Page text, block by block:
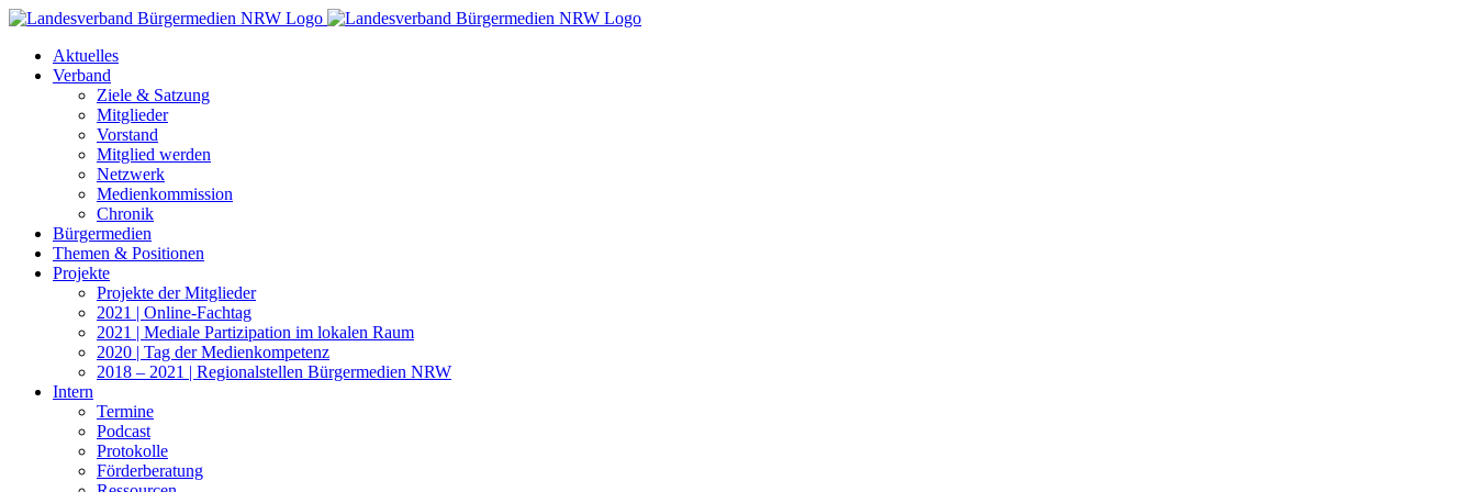
Zum
springenAktuelles
Verband
Ziele & Satzung
Mitglieder
Vorstand
Mitglied werden
Netzwerk
Medienkommission
Chronik
Bürgermedien
Themen & Positionen
Projekte
Projekte der Mitglieder
2021 | Online-Fachtag
2021 | Mediale Partizipation im lokalen Raum
2020 | Tag der Medienkompetenz
2018 – 2021 | Regionalstellen Bürgermedien NRW
Intern
Termine
Podcast
Protokolle
Förderberatung